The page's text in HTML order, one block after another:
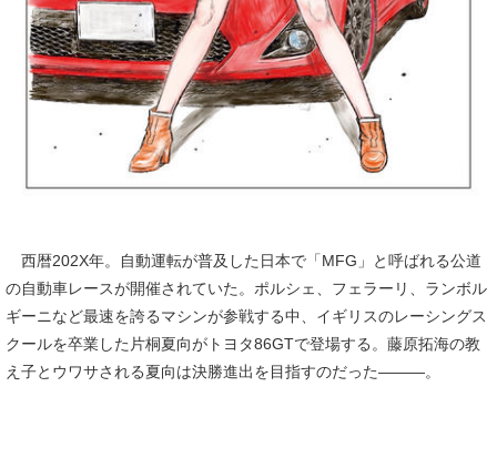
西暦202X年。自動運転が普及した日本で「MFG」と呼ばれる公道
の自動車レースが開催されていた。ポルシェ、フェラーリ、ランボル
ギーニなど最速を誇るマシンが参戦する中、イギリスのレーシングス
クールを卒業した片桐夏向がトヨタ86GTで登場する。藤原拓海の教
え子とウワサされる夏向は決勝進出を目指すのだった―――。